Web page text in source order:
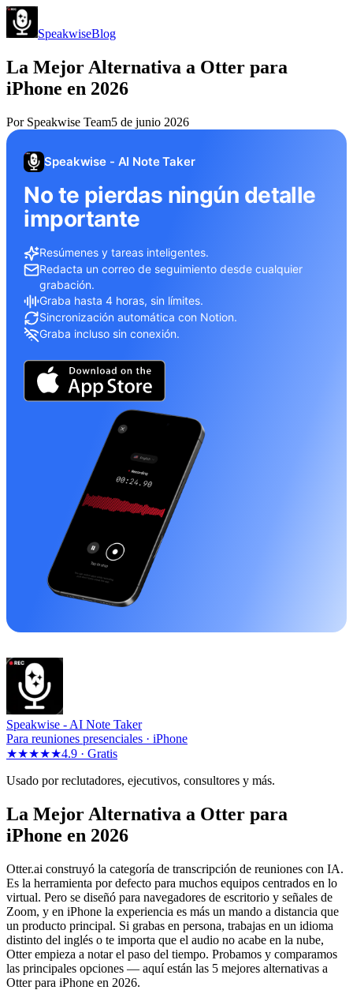
SpeakwiseBlog
La Mejor Alternativa a Otter para
iPhone en 2026
Por Speakwise Team5 de junio 2026
Speakwise - AI Note Taker
No te pierdas ningún detalle
importante
Resúmenes y tareas inteligentes.
Redacta un correo de seguimiento desde cualquier
grabación.
Graba hasta 4 horas, sin límites.
Sincronización automática con Notion.
Graba incluso sin conexión.
Speakwise - AI Note Taker
Para reuniones presenciales · iPhone
★★★★★4.9 · Gratis
Usado por reclutadores, ejecutivos, consultores y más.
La Mejor Alternativa a Otter para
iPhone en 2026
Otter.ai construyó la categoría de transcripción de reuniones con IA.
Es la herramienta por defecto para muchos equipos centrados en lo
virtual. Pero se diseñó para navegadores de escritorio y señales de
Zoom, y en iPhone la experiencia es más un mando a distancia que
un producto principal. Si grabas en persona, trabajas en un idioma
distinto del inglés o te importa que el audio no acabe en la nube,
Otter empieza a notar el paso del tiempo. Probamos y comparamos
las principales opciones — aquí están las 5 mejores alternativas a
Otter para iPhone en 2026.